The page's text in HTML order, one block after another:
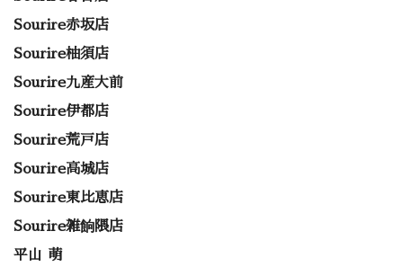
Sourire赤坂店
Sourire柚須店
Sourire九産大前
Sourire伊都店
Sourire荒戸店
Sourire高城店
Sourire東比恵店
Sourire雑餉隈店
平山 萌